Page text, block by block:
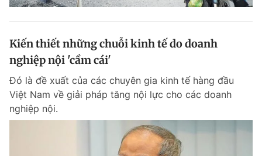
Kiến thiết những chuỗi kinh tế do doanh
nghiệp nội 'cầm cái'
Đó là đề xuất của các chuyên gia kinh tế hàng đầu
Việt Nam về giải pháp tăng nội lực cho các doanh
nghiệp nội.